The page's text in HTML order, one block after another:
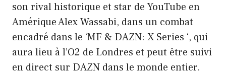
son rival historique et star de YouTube en
Amérique Alex Wassabi, dans un combat
encadré dans le ‘MF & DAZN: X Series ‘, qui
aura lieu à l’O2 de Londres et peut être suivi
en direct sur DAZN dans le monde entier.